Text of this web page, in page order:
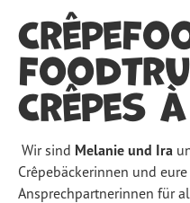
Crêpes
Wir sind Melanie und Ira
Crêpebäckerinnen und
Ansprechpartnerinnen für